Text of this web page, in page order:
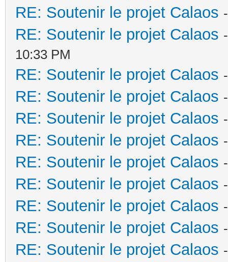
RE: Soutenir le projet Calaos
RE: Soutenir le projet Calaos
10:33 PM
RE: Soutenir le projet Calaos
RE: Soutenir le projet Calaos
RE: Soutenir le projet Calaos
RE: Soutenir le projet Calaos
RE: Soutenir le projet Calaos
RE: Soutenir le projet Calaos
RE: Soutenir le projet Calaos
RE: Soutenir le projet Calaos
RE: Soutenir le projet Calaos